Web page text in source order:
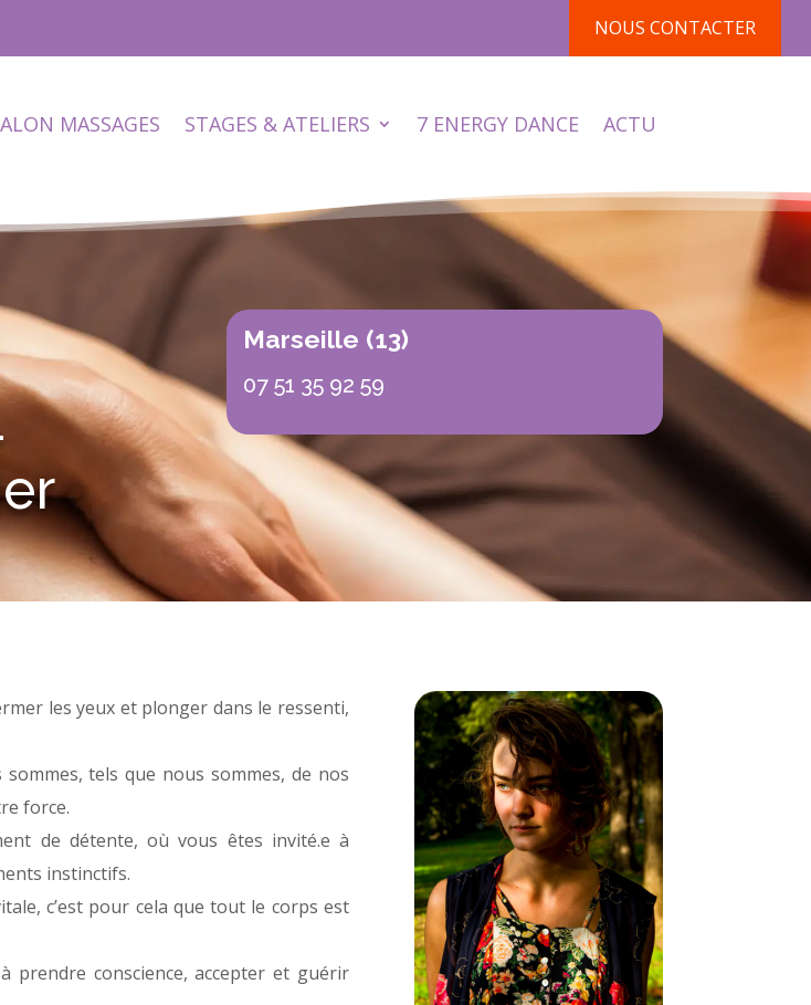
NOUS CONTACTER
MASSAGES STAGES & ATELIERS 7 ENERGY DANCE ACTU
Marseille (13)
07 51 35 92 59
les yeux et plonger dans le ressenti,
tels que nous sommes, de nos
force.
de détente, où vous êtes invité.e à
instinctifs.
c’est pour cela que tout le corps est
prendre conscience, accepter et guérir